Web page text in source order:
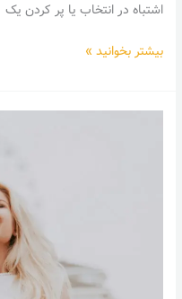
اشتباه در انتخاب یا پر کردن یک
بیشتر بخوانید »